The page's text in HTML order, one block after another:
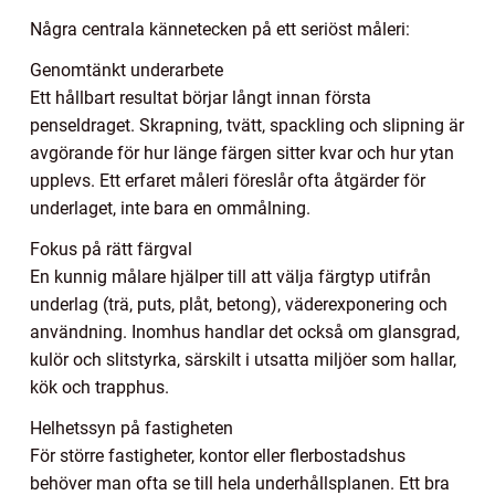
Några centrala kännetecken på ett seriöst måleri:
Genomtänkt underarbete
Ett hållbart resultat börjar långt innan första
penseldraget. Skrapning, tvätt, spackling och slipning är
avgörande för hur länge färgen sitter kvar och hur ytan
upplevs. Ett erfaret måleri föreslår ofta åtgärder för
underlaget, inte bara en ommålning.
Fokus på rätt färgval
En kunnig målare hjälper till att välja färgtyp utifrån
underlag (trä, puts, plåt, betong), väderexponering och
användning. Inomhus handlar det också om glansgrad,
kulör och slitstyrka, särskilt i utsatta miljöer som hallar,
kök och trapphus.
Helhetssyn på fastigheten
För större fastigheter, kontor eller flerbostadshus
behöver man ofta se till hela underhållsplanen. Ett bra